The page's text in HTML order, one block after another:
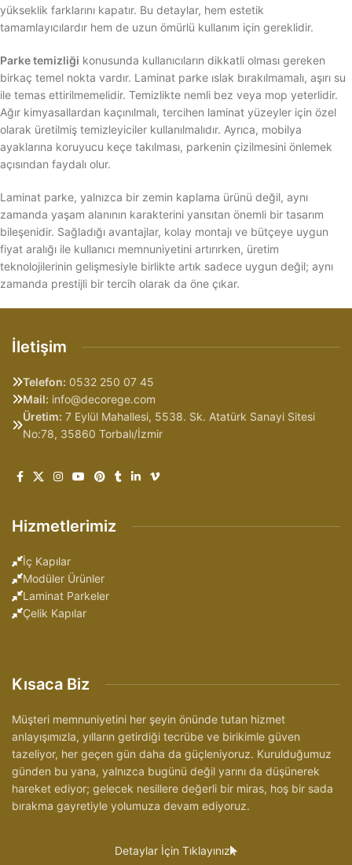
yükseklik farklarını kapatır. Bu detaylar, hem estetik
tamamlayıcılardır hem de uzun ömürlü kullanım için gereklidir.
Parke temizliği konusunda kullanıcıların dikkatli olması gereken
birkaç temel nokta vardır. Laminat parke ıslak bırakılmamalı, aşırı su
ile temas ettirilmemelidir. Temizlikte nemli bez veya mop yeterlidir.
Ağır kimyasallardan kaçınılmalı, tercihen laminat yüzeyler için özel
olarak üretilmiş temizleyiciler kullanılmalıdır. Ayrıca, mobilya
ayaklarına koruyucu keçe takılması, parkenin çizilmesini önlemek
açısından faydalı olur.
Laminat parke, yalnızca bir zemin kaplama ürünü değil, aynı
zamanda yaşam alanının karakterini yansıtan önemli bir tasarım
bileşenidir. Sağladığı avantajlar, kolay montajı ve bütçeye uygun
fiyat aralığı ile kullanıcı memnuniyetini artırırken, üretim
teknolojilerinin gelişmesiyle birlikte artık sadece uygun değil; aynı
zamanda prestijli bir tercih olarak da öne çıkar.
İletişim
Telefon: 0532 250 07 45
Mail: info@decorege.com
Üretim: 7 Eylül Mahallesi, 5538. Sk. Atatürk Sanayi Sitesi
No:78, 35860 Torbalı/İzmir
Hizmetlerimiz
İç Kapılar
Modüler Ürünler
Laminat Parkeler
Çelik Kapılar
Kısaca Biz
Müşteri memnuniyetini her şeyin önünde tutan hizmet
anlayışımızla, yılların getirdiği tecrübe ve birikimle güven
tazeliyor, her geçen gün daha da güçleniyoruz. Kurulduğumuz
günden bu yana, yalnızca bugünü değil yarını da düşünerek
hareket ediyor; gelecek nesillere değerli bir miras, hoş bir sada
bırakma gayretiyle yolumuza devam ediyoruz.
Detaylar İçin Tıklayınız